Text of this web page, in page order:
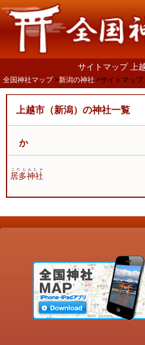
サイトマップ 上
全国神社マップ 新潟の神社 サイトマップ
上越市（新潟）の神社一覧
か
居多神社
こたじんじゃ